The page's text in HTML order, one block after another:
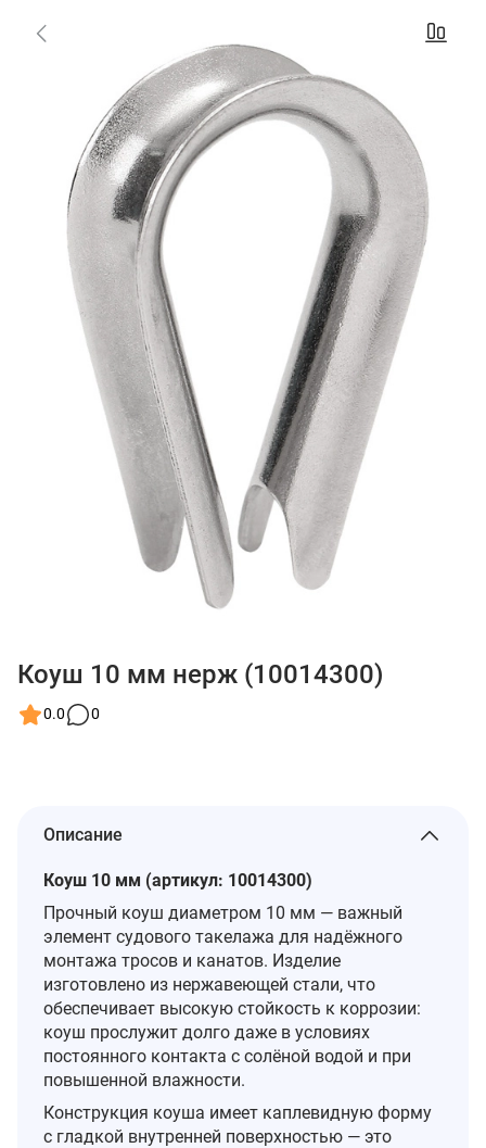
Коуш 10 мм нерж (10014300)
0.0 0
Описание
Коуш 10 мм (артикул: 10014300)
Прочный коуш диаметром 10 мм — важный
элемент судового такелажа для надёжного
монтажа тросов и канатов. Изделие
изготовлено из нержавеющей стали, что
обеспечивает высокую стойкость к коррозии:
коуш прослужит долго даже в условиях
постоянного контакта с солёной водой и при
повышенной влажности.
Конструкция коуша имеет каплевидную форму
с гладкой внутренней поверхностью — это